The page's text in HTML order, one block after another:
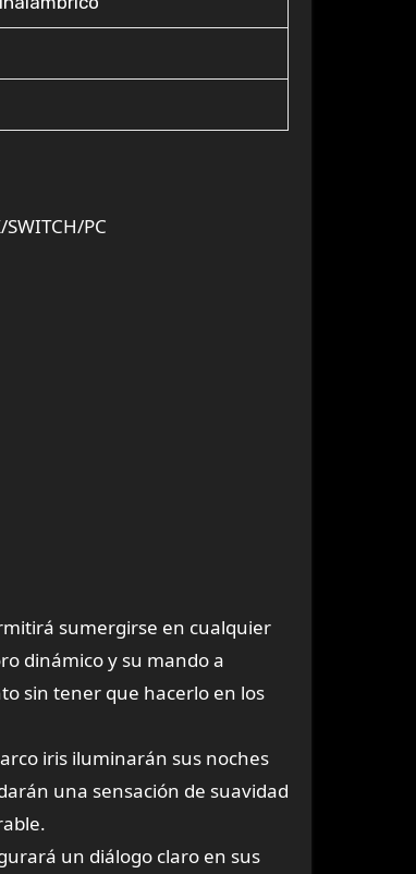
PC
sumergirse en cualquier
dinámico y su mando a
sin tener que hacerlo en los
arco iris iluminarán sus noches
una sensación de suavidad
un diálogo claro en sus